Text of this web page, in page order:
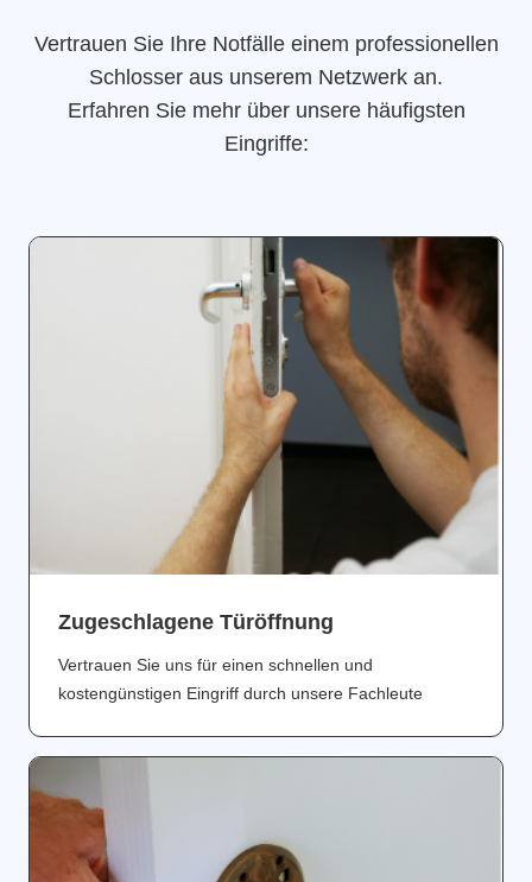
Vertrauen Sie Ihre Notfälle einem professionellen
Schlosser aus unserem Netzwerk an.
Erfahren Sie mehr über unsere häufigsten
Eingriffe:
Zugeschlagene Türöffnung
Vertrauen Sie uns für einen schnellen und
kostengünstigen Eingriff durch unsere Fachleute